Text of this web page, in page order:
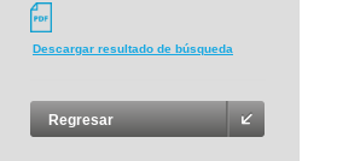
Descargar resultado de búsqueda
Regresar